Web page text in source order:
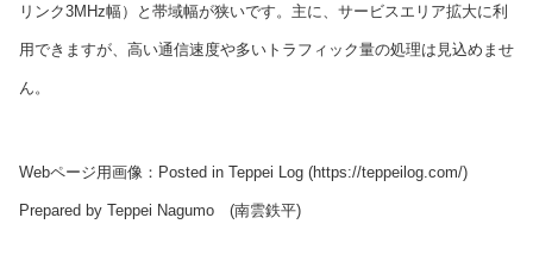
リンク3MHz幅）と帯域幅が狭いです。主に、サービスエリア拡大に利
用できますが、高い通信速度や多いトラフィック量の処理は見込めませ
ん。
Webページ用画像：Posted in Teppei Log (https://teppeilog.com/)
Prepared by Teppei Nagumo (南雲鉄平)